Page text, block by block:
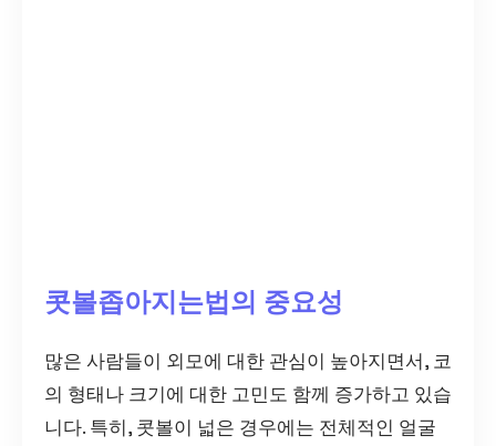
콧볼좁아지는법의 중요성
많은 사람들이 외모에 대한 관심이 높아지면서, 코
의 형태나 크기에 대한 고민도 함께 증가하고 있습
니다. 특히, 콧볼이 넓은 경우에는 전체적인 얼굴